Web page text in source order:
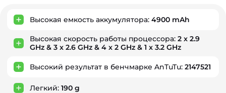
Ключевые преимущества
Высокая емкость аккумулятора: 4900 mAh
Высокая скорость работы процессора: 2 x 2.9
GHz & 3 x 2.6 GHz & 4 x 2 GHz & 1 x 3.2 GHz
Высокий результат в бенчмарке AnTuTu: 2147521
Легкий: 190 g